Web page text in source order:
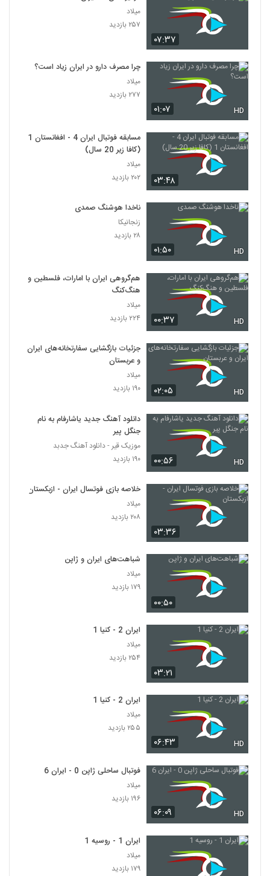
۰۷:۳۷
میلاد
۲۵۷ بازدید
۰۱:۰۷ HD
چرا مصرف دارو در ایران زیاد است؟
میلاد
۲۷۷ بازدید
۰۳:۴۸
مسابقه فوتبال ایران 4 - افغانستان 1
(کافا زیر 20 سال)
میلاد
۲۰۲ بازدید
۰۱:۵۰ HD
ناخدا هوشنگ صمدی
زنجانیکا
۲۸ بازدید
۰۰:۳۷ HD
هم‌گروهی ایران با امارات، فلسطین و
هنگ‌کنگ
میلاد
۲۲۴ بازدید
۰۲:۰۵ HD
جزئیات بازگشایی سفارتخانه‌های ایران
و عربستان
میلاد
۱۹۰ بازدید
۰۰:۵۶ HD
دانلود آهنگ جدید یاشارفام به نام
جنگل پیر
موزیک قیر - دانلود آهنگ جدبد
۱۹۰ بازدید
۰۳:۳۶
خلاصه بازی فوتسال ایران - ازبکستان
میلاد
۲۰۸ بازدید
۰۰:۵۰
شباهت‌های ایران و ژاپن
میلاد
۱۷۹ بازدید
۰۳:۲۱
ایران 2 - کنیا 1
میلاد
۲۵۴ بازدید
۰۶:۴۳ HD
ایران 2 - کنیا 1
میلاد
۲۵۵ بازدید
۰۶:۰۹ HD
فوتبال ساحلی ژاپن 0 - ایران 6
میلاد
۱۹۶ بازدید
ایران 1 - روسیه 1
میلاد
۱۷۹ بازدید